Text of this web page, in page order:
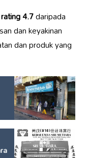
rating 4.7daripada
dan keyakinan
dan produk yang